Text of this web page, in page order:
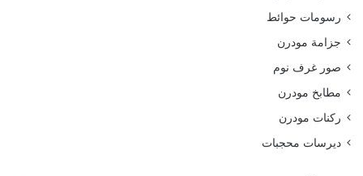
رسومات حوائط
جزامة مودرن
صور غرف نوم
مطابخ مودرن
ركنات مودرن
ديرسات محجبات